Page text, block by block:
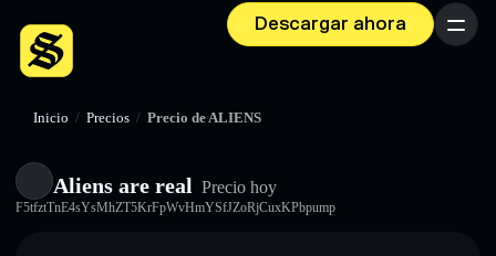
Descargar ahora Menú
Inicio / Precios / Precio de ALIENS
Aliens are real Precio hoy
F5tfztTnE4sYsMhZT5KrFpWvHmYSfJZoRjCuxKPbpump